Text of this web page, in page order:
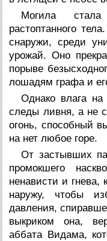
Могила
растоптанного
снаружи, среди
урожай. Оно
порыве
лошадям графа и
Однако влага
следы ливня, а не
огонь, способный
на нет любое горе.
От застывших
промокшего
ненависти и гнева,
наружу, чтобы
давления,
выкриком она,
аббата Видама,